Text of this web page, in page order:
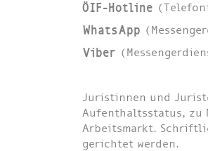
ÖIF-Hotline
WhatsApp
Viber
Juristinnen und
Aufenthaltsstatus, zu
Arbeitsmarkt.
gerichtet werden.